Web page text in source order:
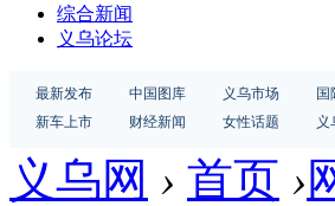
综合新闻
义乌论坛
最新发布 中国图库 义乌市场 国
新车上市
财经新闻 女性话题 义
义乌网 › 首页 ›